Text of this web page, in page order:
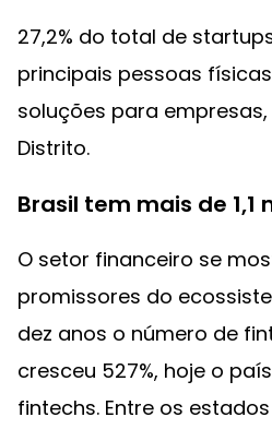
27,2% do total de
principais pessoas
soluções para
Distrito.
Brasil tem mais de 1,1
O setor financeiro se
promissores do
dez anos o número de
cresceu 527%, hoje o
fintechs. Entre os